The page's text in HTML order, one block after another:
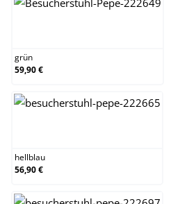
grün
59,90 €
hellblau
56,90 €